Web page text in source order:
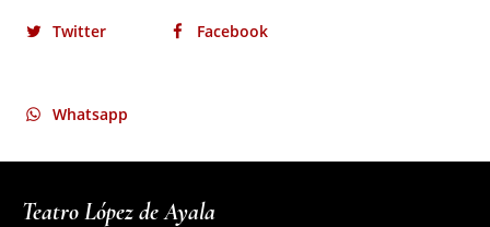
Twitter Facebook
Whatsapp
Teatro López de Ayala